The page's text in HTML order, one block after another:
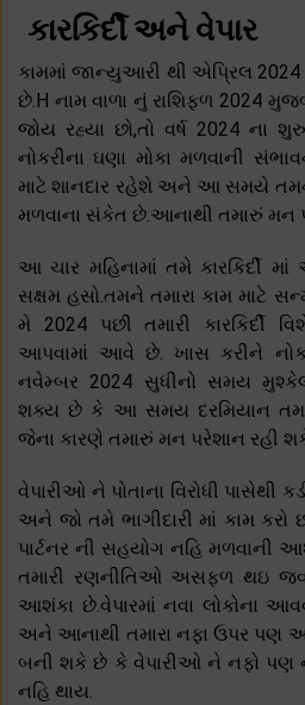
કારકિર્દી અને વેપાર
કામમાં જાન્યુઆરી થી એપ્રિલ 2024
છે.H નામ વાળા નું રાશિફળ 2024
જોય રહ્યા છો,તો વર્ષ 2024 ના
નોકરીના ઘણા મોકા મળવાની
માટે શાનદાર રહેશે અને આ સમયે તમને
મળવાના સંકેત છે.આનાથી તમારું મન
આ ચાર મહિનામાં તમે કારકિર્દી
સક્ષમ હસો.તમને તમારા કામ માટે
મે 2024 પછી તમારી કારકિર્દી
આપવામાં આવે છે. ખાસ કરીને
નવેમ્બર 2024 સુધીનો સમય
શક્ય છે કે આ સમય દરમિયાન
જેના કારણે તમારું મન પરેશાન રહી
વેપારીઓ ને પોતાના વિરોધી પાસેથી
અને જો તમે ભાગીદારી માં કામ
પાર્ટનર ની સહયોગ નહિ મળવાની
તમારી રણનીતિઓ અસફળ થઇ
આશંકા છે.વેપારમાં નવા લોકોના
અને આનાથી તમારા નફા ઉપર પણ
બની શકે છે કે વેપારીઓ ને નફો
નહિ થાય.